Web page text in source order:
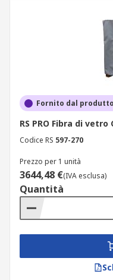
Fornito dal
RS PRO Fibra di
Codice RS 597-270
Prezzo per 1 unità
3644,48 €(IVA esclusa)
Quantità